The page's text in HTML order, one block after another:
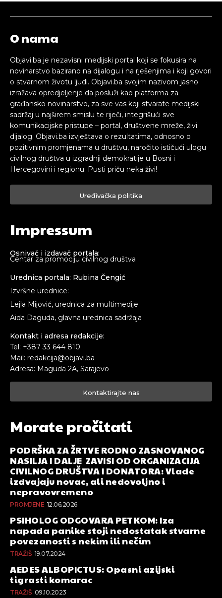
O nama
Objavi.ba je nezavisni medijski portal koji se fokusira na
novinarstvo bazirano na dijalogu i na rješenjima i koji govori
o stvarnom životu ljudi. Objavi.ba svojim nazivom jasno
izražava opredjeljenje da posluži kao platforma za
građansko novinarstvo, za sve vas koji stvarate medijski
sadržaj u najširem smislu te riječi, integrišući sve
komunikacijske pristupe – portal, društvene mreže, živi
dijalog. Objavi.ba izvještava o rezultatima, odnosno o
pozitivnim promjenama u društvu, naročito ističući ulogu
civilnog društva u izgradnji demokratije u Bosni i
Hercegovini i regionu. Pusti priču neka živi!
Uređivačka politika
Impressum
Osnivač i izdavač portala:
Centar za promociju civilnog društva
Urednica portala: Rubina Čengić
Izvršne urednice:
Lejla Mijović, urednica za multimedije
Aida Daguda, glavna urednica sadržaja
Kontakt i adresa redakcije:
Tel: +387 33 644 810
Mail: redakcija@objavi.ba
Adresa: Maguda 2A, Sarajevo
Kontaktirajte nas
Morate pročitati
PODRŠKA ZA ŽRTVE RODNO ZASNOVANOG
NASILJA I DALJE ZAVISI OD ORGANIZACIJA
CIVILNOG DRUŠTVA I DONATORA: Vlade
izdvajaju novac, ali nedovoljno i
nepravovremeno
PROMJENE 12.06.2026
PSIHOLOG ODGOVARA PETKOM: Iza
napada panike stoji nedostatak stvarne
povezanosti s nekim ili nečim
TRAŽIŠ 19.07.2024
AEDES ALBOPICTUS: Opasni azijski
tigrasti komarac
TRAŽIŠ 09.10.2023